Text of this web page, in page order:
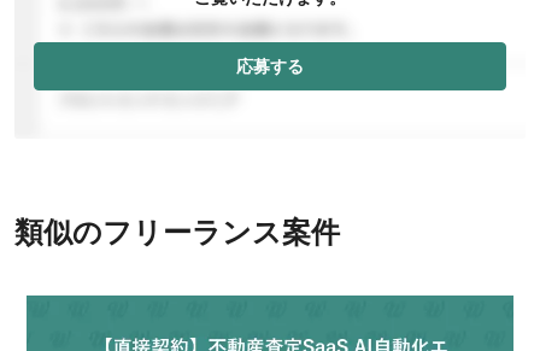
応募する
類似のフリーランス案件